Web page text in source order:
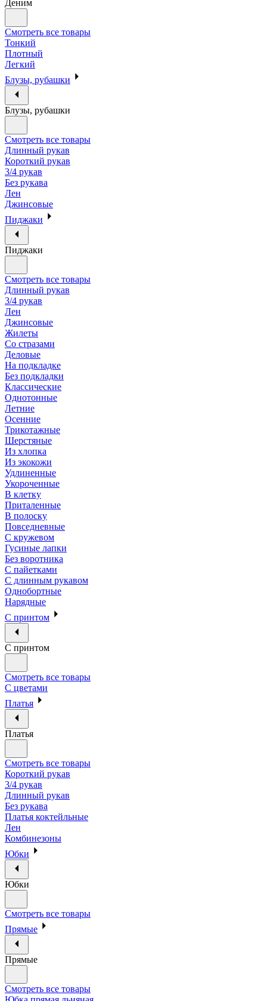
Деним
Смотреть все товары
Тонкий
Плотный
Легкий
Блузы, рубашки
Блузы, рубашки
Смотреть все товары
Длинный рукав
Короткий рукав
3/4 рукав
Без рукава
Лен
Джинсовые
Пиджаки
Пиджаки
Смотреть все товары
Длинный рукав
3/4 рукав
Лен
Джинсовые
Жилеты
Со стразами
Деловые
На подкладке
Без подкладки
Классические
Однотонные
Летние
Осенние
Трикотажные
Шерстяные
Из хлопка
Из экокожи
Удлиненные
Укороченные
В клетку
Приталенные
В полоску
Повседневные
С кружевом
Гусиные лапки
Без воротника
С пайетками
С длинным рукавом
Однобортные
Нарядные
С принтом
С принтом
Смотреть все товары
С цветами
Платья
Платья
Смотреть все товары
Короткий рукав
3/4 рукав
Длинный рукав
Без рукава
Платья коктейльные
Лен
Комбинезоны
Юбки
Юбки
Смотреть все товары
Прямые
Прямые
Смотреть все товары